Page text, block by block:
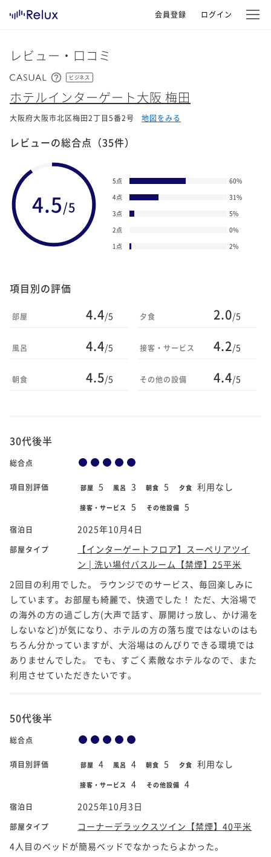
会員登録 ログイン
レビュー・口コミ
ビジネス
ホテルインターゲート大阪 梅田
大阪府大阪市北区梅田2丁目5番2号 地図をみる
レビューの総合点 （35件）
4.5/5
5点 60%
4点
31%
3点
5%
2点
0%
1点
2%
項目別の評価
部屋 4.4/5
風呂 4.4/5
朝食 4.5/5
夕食 2.0/5
接客・サービス 4.2/5
その他の設備 4.4/5
30代後半
総合点
項目別評価 部屋 5 風呂 3 朝食 5 夕食 利用なし
接客・サービス 5 その他設備 5
宿泊日 2025年10月4日
部屋タイプ
【インターゲートフロア】スーペリアツイ
ン | 洗い場付バスルーム【禁煙】25平米
2回目の利用でした。 ラウンジでのサービス、毎回楽しみに
しています。お部屋も綺麗で、快適でした！ ただ、大浴場で
の海外の方の過ごし方(大声で話す、扉開けっ放し、かけ湯を
しないなど)が気になり、ホテルの方の落ち度ではないのはも
ちろん分かっていますが、大浴場はのんびりできる環境では
ありませんでした。 でも、すごく素敵なホテルなので、また
利用させていただきたいです。
50代後半
総合点
項目別評価 部屋 4 風呂 4 朝食 5 夕食 利用なし
接客・サービス 4 その他設備 4
宿泊日 2025年10月3日
部屋タイプ
コーナーデラックスツイン【禁煙】40平米
4人目のベッドが簡易ベッドでなかったらよかった。